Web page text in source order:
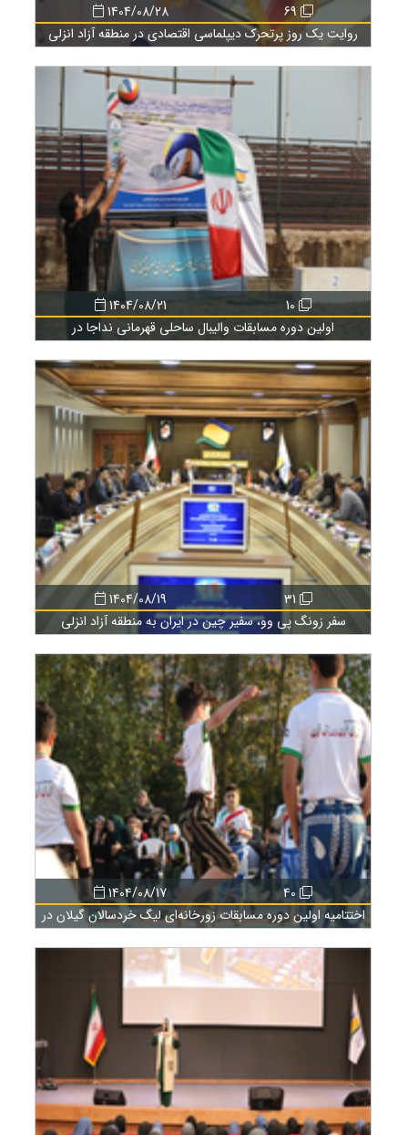
1404/08/28
روایت یک روز پرتحرک دیپلماسی اقتصادی در منطقه آزاد انزلی
1404/08/21
اولین دوره مسابقات والیبال ساحلی قهرمانی نداجا در
منطقه آزاد انزلی
1404/08/19
سفر زونگ پی وو، سفیر چین در ایران به منطقه آزاد انزلی
1404/08/17
اختتامیه اولین دوره مسابقات زورخانه‌ای لیگ خردسالان گیلان در
منطقه آزاد انزلی